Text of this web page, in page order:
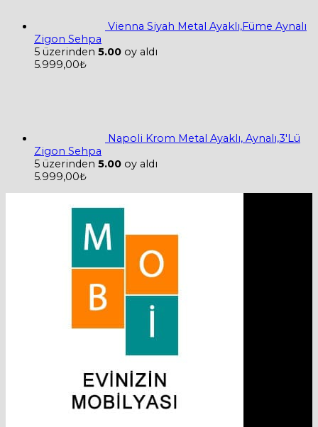
Vienna Siyah Metal Ayaklı,Füme Aynalı
Zigon Sehpa
5 üzerinden 5.00 oy aldı
5.999,00₺
Napoli Krom Metal Ayaklı, Aynalı,3'Lü
Zigon Sehpa
5 üzerinden 5.00 oy aldı
5.999,00₺